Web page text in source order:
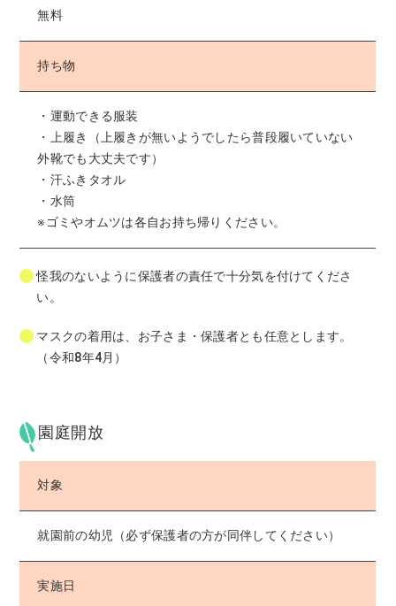
無料
持ち物
・運動できる服装
・上履き（上履きが無いようでしたら普段履いていない
外靴でも大丈夫です）
・汗ふきタオル
・水筒
※ゴミやオムツは各自お持ち帰りください。
怪我のないように保護者の責任で十分気を付けてくださ
い。
マスクの着用は、お子さま・保護者とも任意とします。
（令和8年4月）
園庭開放
対象
就園前の幼児（必ず保護者の方が同伴してください）
実施日